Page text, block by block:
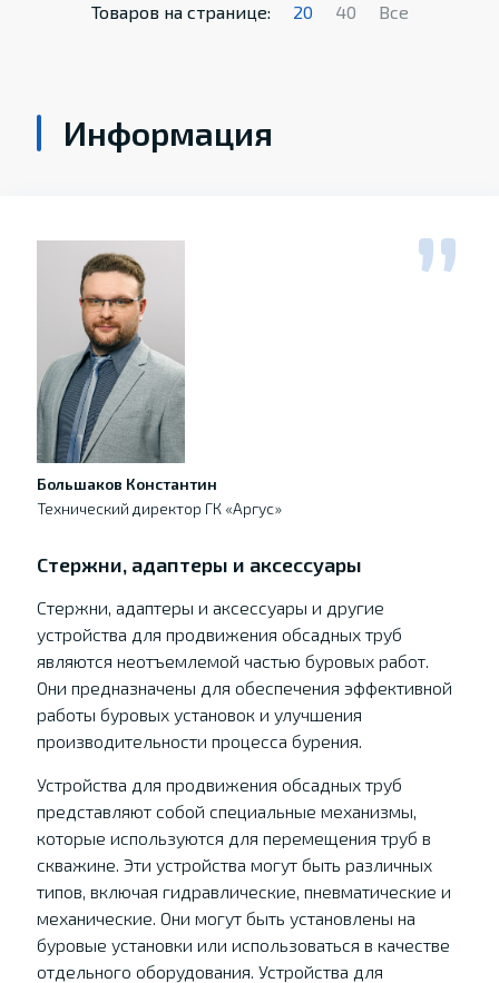
Товаров на странице: 20 40 Все
Информация
Большаков Константин
Технический директор ГК «Аргус»
Стержни, адаптеры и аксессуары
Стержни, адаптеры и аксессуары и другие
устройства для продвижения обсадных труб
являются неотъемлемой частью буровых работ.
Они предназначены для обеспечения эффективной
работы буровых установок и улучшения
производительности процесса бурения.
Устройства для продвижения обсадных труб
представляют собой специальные механизмы,
которые используются для перемещения труб в
скважине. Эти устройства могут быть различных
типов, включая гидравлические, пневматические и
механические. Они могут быть установлены на
буровые установки или использоваться в качестве
отдельного оборудования. Устройства для